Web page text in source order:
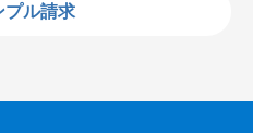
プル請求